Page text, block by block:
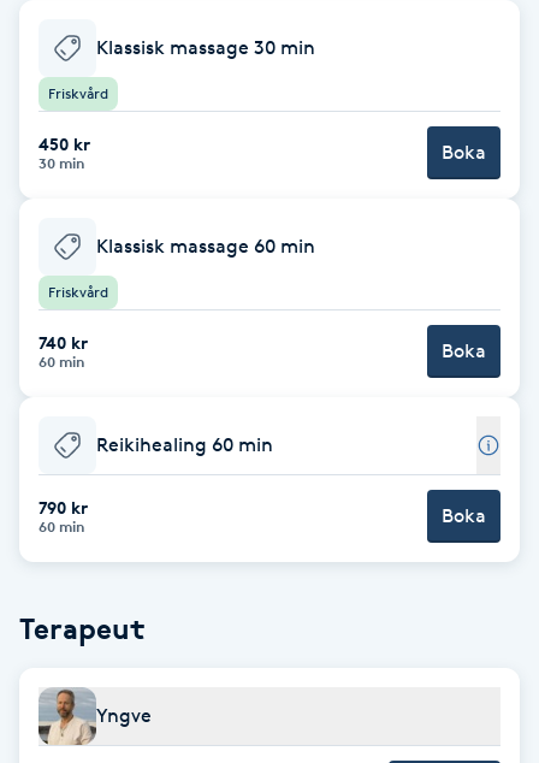
Babylights
Balayage
Barber
Barnklippning
Blowout
Bottenfärg
Brynfärgning
Brynplockning
Klassisk massage 30 min
Friskvård
450 kr
30 min Boka
Klassisk massage 60 min
Friskvård
740 kr
60 min Boka
Reikihealing 60 min
790 kr
60 min Boka
Terapeut
Yngve